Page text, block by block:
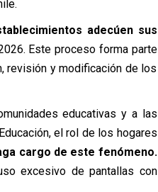
adecúen sus
Este proceso forma parte
revisión y modificación de los
educativas y a las
el rol de los hogares
cargo de este fenómeno.
excesivo de pantallas con